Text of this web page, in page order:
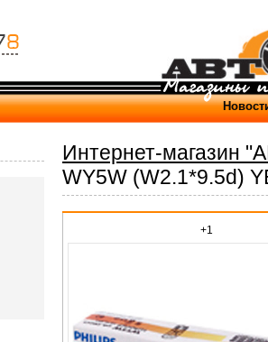
Интернет-магазин
WY5W (W2.1*9.5d)
+1